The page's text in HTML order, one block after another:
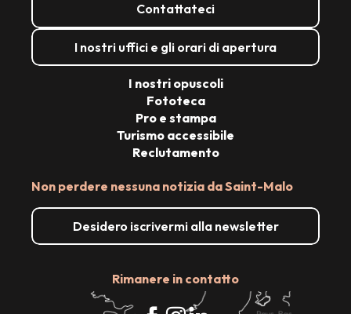
Contattateci
I nostri uffici e gli orari di apertura
Non perdere nessuna notizia da Saint-Malo
Desidero iscrivermi alla newsletter
Rimanere in contatto
I nostri opuscoli
Fototeca
Pro e stampa
Turismo accessibile
Reclutamento